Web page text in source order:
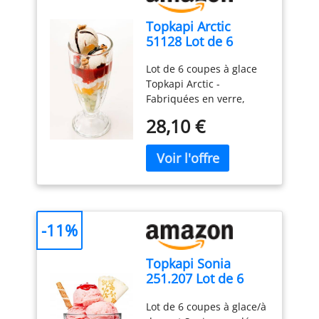
Topkapi Arctic
51128 Lot de 6
pour café glacé,
milkshake - 325 ml
Lot de 6 coupes à glace
Topkapi Arctic -
Fabriquées en verre,
restauration et à la
restauration ✔ Pour la
glace, le café glacé, le
frappé, le milkshake, les
cocktails, les desserts, les
fruits, et bien plus
encore Hauteur : 17,4 cm
- Volume : 32,5 cl (325 ml)
- Passe au lave-vaisselle -
Verre professionnel
28,10 €
Topkapi Sonia
251.207 Lot de 6
dessert, 300 ml, en
Lot de 6 coupes à glace/à
-11%